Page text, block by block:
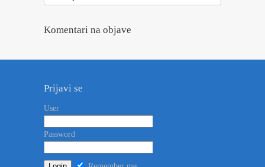
Komentari na objave
Prijavi se
User
Password